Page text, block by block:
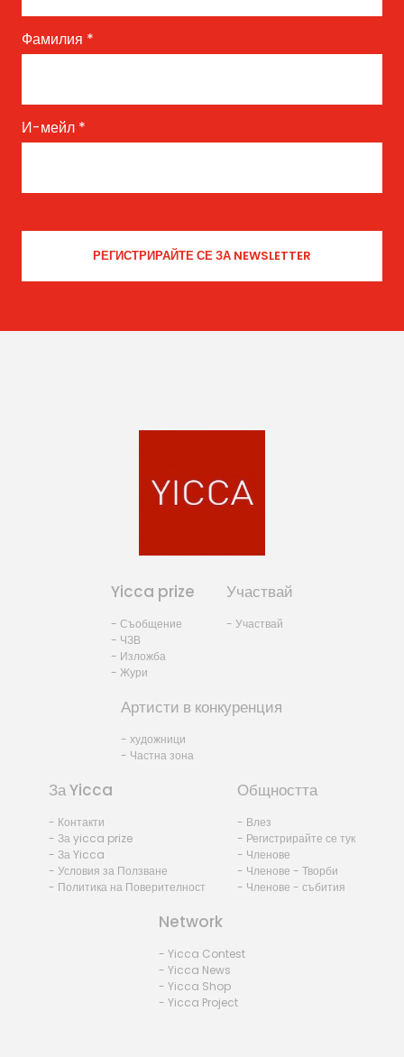
Фамилия *
И-мейл *
Yicca prize
- Съобщение
- ЧЗВ
- Изложба
- Жури
Участвай
- Участвай
Артисти в конкуренция
- художници
- Частна зона
За Yicca
- Контакти
- За yicca prize
- За Yicca
- Условия за Ползване
- Политика на Поверителност
Общността
- Влез
- Регистрирайте се тук
- Членове
- Членове - Творби
- Членове - събития
Network
- Yicca Contest
- Yicca News
- Yicca Shop
- Yicca Project